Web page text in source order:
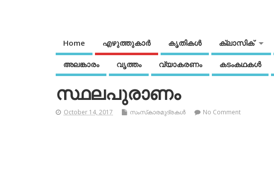
Home എഴുത്തുകാര്‍ കൃതികൾ ക്ലാസിക്
അലങ്കാരം വൃത്തം വ്യാകരണം കടംകഥകള്‍
സ്ഥലപുരാണം
October 14, 2017 സംസ്‌കാരമുദ്രകള്‍ No Comment